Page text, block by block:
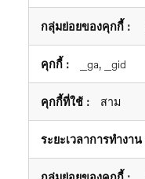
_ga, _gid
สาม